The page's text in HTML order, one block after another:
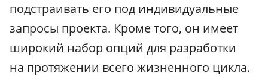
подстраивать его под индивидуальные
запросы проекта. Кроме того, он имеет
широкий набор опций для разработки
на протяжении всего жизненного цикла.